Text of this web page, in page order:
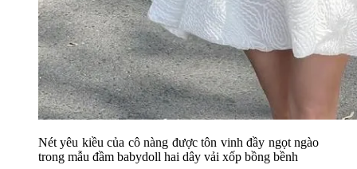
Nét yêu kiều của cô nàng được tôn vinh đầy ngọt ngào
trong mẫu đầm babydoll hai dây vải xốp bồng bềnh